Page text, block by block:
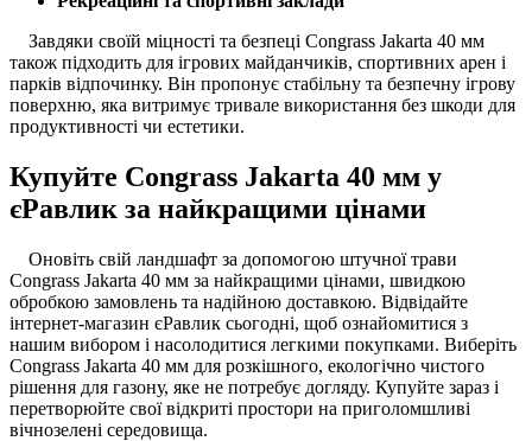
Завдяки своїй міцності та безпеці Congrass Jakarta 40 мм
також підходить для ігрових майданчиків, спортивних арен і
парків відпочинку. Він пропонує стабільну та безпечну ігрову
поверхню, яка витримує тривале використання без шкоди для
продуктивності чи естетики.
Купуйте Congrass Jakarta 40 мм у
єРавлик за найкращими цінами
Оновіть свій ландшафт за допомогою штучної трави
Congrass Jakarta 40 мм за найкращими цінами, швидкою
обробкою замовлень та надійною доставкою. Відвідайте
інтернет-магазин єРавлик сьогодні, щоб ознайомитися з
нашим вибором і насолодитися легкими покупками. Виберіть
Congrass Jakarta 40 мм для розкішного, екологічно чистого
рішення для газону, яке не потребує догляду. Купуйте зараз і
перетворюйте свої відкриті простори на приголомшливі
вічнозелені середовища.